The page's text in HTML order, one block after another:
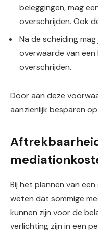
beleggingen, mag
overschrijden. Ook
Na de scheiding
overwaarde van
overschrijden.
Door aan deze
aanzienlijk besparen
Bij het plannen van
weten dat sommige
kunnen zijn voor de
verlichting zijn in een